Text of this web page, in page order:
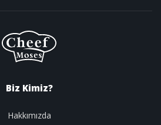
Biz Kimiz?
Hakkımızda